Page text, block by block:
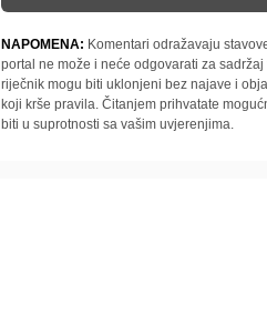
NAPOMENA: Komentari odražavaju
portal ne može i neće odgovarati za
riječnik mogu biti uklonjeni bez najave i
koji krše pravila. Čitanjem prihvatate
biti u suprotnosti sa vašim uvjerenjima.